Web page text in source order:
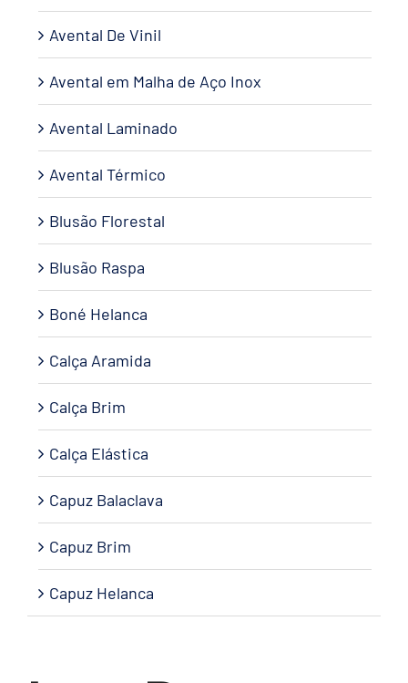
Avental De Vinil
Avental em Malha de Aço Inox
Avental Laminado
Avental Térmico
Blusão Florestal
Blusão Raspa
Boné Helanca
Calça Aramida
Calça Brim
Calça Elástica
Capuz Balaclava
Capuz Brim
Capuz Helanca